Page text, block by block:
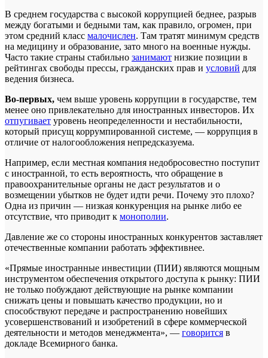
В среднем государства с высокой коррупцией беднее, разрыв
между богатыми и бедными там, как правило, огромен, при
этом средний класс малочислен. Там тратят минимум средств
на медицину и образование, зато много на военные нужды.
Часто такие страны стабильно занимают низкие позиции в
рейтингах свободы прессы, гражданских прав и условий для
ведения бизнеса.
Во-первых, чем выше уровень коррупции в государстве, тем
менее оно привлекательно для иностранных инвесторов. Их
отпугивает уровень неопределенности и нестабильности,
который присущ коррумпированной системе, — коррупция в
отличие от налогообложения непредсказуема.
Например, если местная компания недобросовестно поступит
с иностранной, то есть вероятность, что обращение в
правоохранительные органы не даст результатов и о
возмещении убытков не будет идти речи. Почему это плохо?
Одна из причин — низкая конкуренция на рынке либо ее
отсутствие, что приводит к монополии.
Давление же со стороны иностранных конкурентов заставляет
отечественные компании работать эффективнее.
«Прямые иностранные инвестиции (ПИИ) являются мощным
инструментом обеспечения открытого доступа к рынку: ПИИ
не только побуждают действующие на рынке компании
снижать цены и повышать качество продукции, но и
способствуют передаче и распространению новейших
усовершенствований и изобретений в сфере коммерческой
деятельности и методов менеджмента», — говорится в
докладе Всемирного банка.